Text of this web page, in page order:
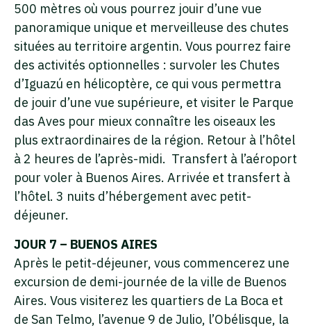
500 mètres où vous pourrez jouir d’une vue
panoramique unique et merveilleuse des chutes
situées au territoire argentin. Vous pourrez faire
des activités optionnelles : survoler les Chutes
d’Iguazú en hélicoptère, ce qui vous permettra
de jouir d’une vue supérieure, et visiter le Parque
das Aves pour mieux connaître les oiseaux les
plus extraordinaires de la région. Retour à l’hôtel
à 2 heures de l’après-midi. Transfert à l’aéroport
pour voler à Buenos Aires. Arrivée et transfert à
l’hôtel. 3 nuits d’hébergement avec petit-
déjeuner.
JOUR 7 – BUENOS AIRES
Après le petit-déjeuner, vous commencerez une
excursion de demi-journée de la ville de Buenos
Aires. Vous visiterez les quartiers de La Boca et
de San Telmo, l’avenue 9 de Julio, l’Obélisque, la